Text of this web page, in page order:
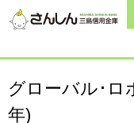
グローバル･ロ
年)